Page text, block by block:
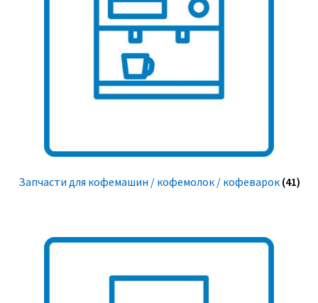
Запчасти для кофемашин / кофемолок / кофеварок (41)